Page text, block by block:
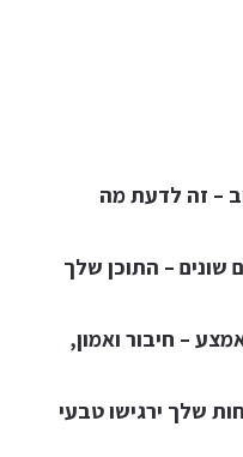
– זה לדעת מה
– התוכן שלך
– חיבור ואמון,
שלך ירגישו טבעי